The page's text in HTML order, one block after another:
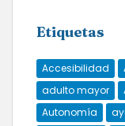
Etiquetas
Accesibilidad
adulto mayor
Autonomía